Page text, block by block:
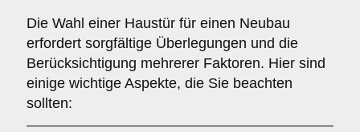
Die Wahl einer Haustür für einen Neubau
erfordert sorgfältige Überlegungen und die
Berücksichtigung mehrerer Faktoren. Hier sind
einige wichtige Aspekte, die Sie beachten
sollten: